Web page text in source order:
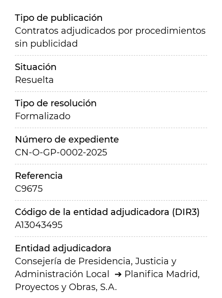
Tipo de publicación
Contratos adjudicados por procedimientos
sin publicidad
Situación
Resuelta
Tipo de resolución
Formalizado
Número de expediente
CN-O-GP-0002-2025
Referencia
C9675
Código de la entidad adjudicadora (DIR3)
A13043495
Entidad adjudicadora
Consejería de Presidencia, Justicia y
Administración Local
Planifica Madrid,
Proyectos y Obras, S.A.